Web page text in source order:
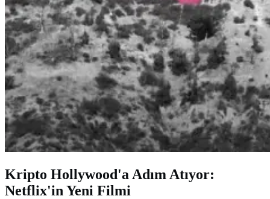
Kripto Hollywood'a Adım Atıyor:
Netflix'in Yeni Filmi